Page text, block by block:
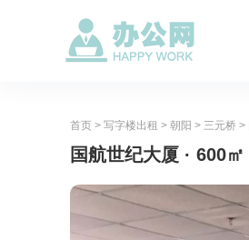
首页 > 写字楼出租 > 朝阳 > 三元桥 >
国航世纪大厦 · 600㎡